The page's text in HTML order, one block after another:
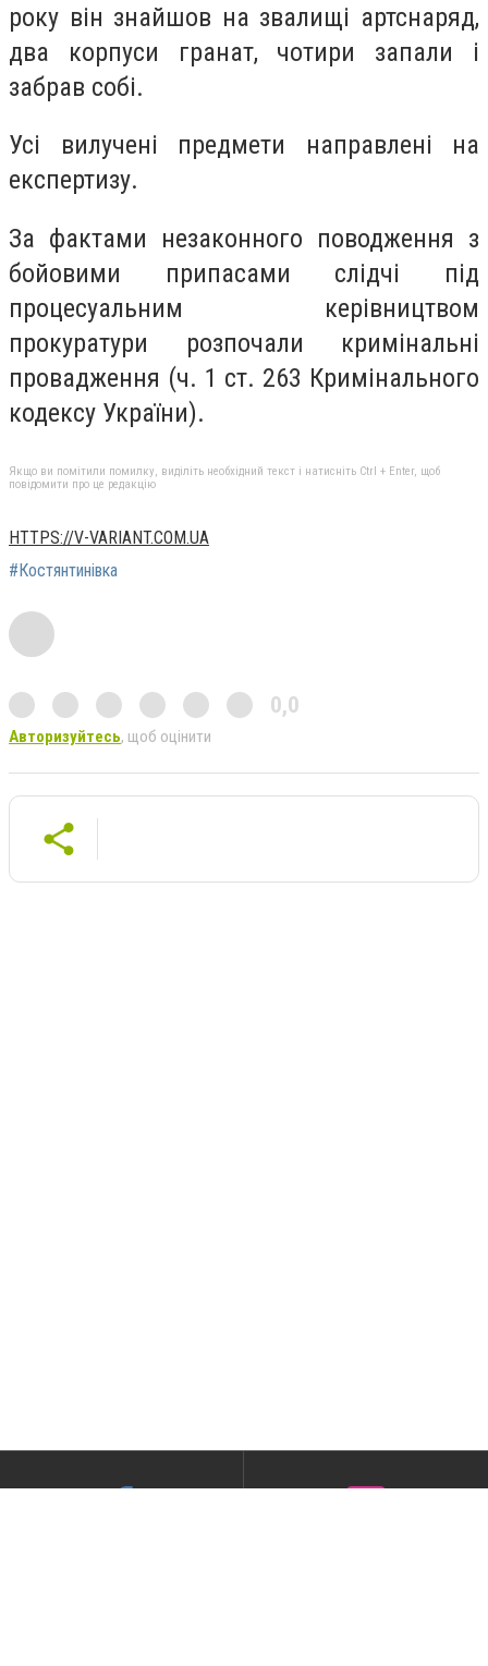
року він знайшов на звалищі артснаряд,
два корпуси гранат, чотири запали і
забрав собі.
Усі вилучені предмети направлені на
експертизу.
За фактами незаконного поводження з
бойовими припасами слідчі під
процесуальним керівництвом
прокуратури розпочали кримінальні
провадження (ч. 1 ст. 263 Кримінального
кодексу України).
Якщо ви помітили помилку, виділіть необхідний текст і натисніть Ctrl + Enter, щоб
повідомити про це редакцію
HTTPS://V-VARIANT.COM.UA
#Костянтинівка
0,0
Авторизуйтесь, щоб оцінити